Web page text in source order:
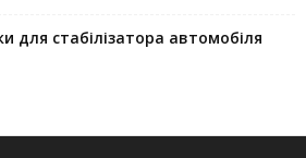
для стабілізатора автомобіля